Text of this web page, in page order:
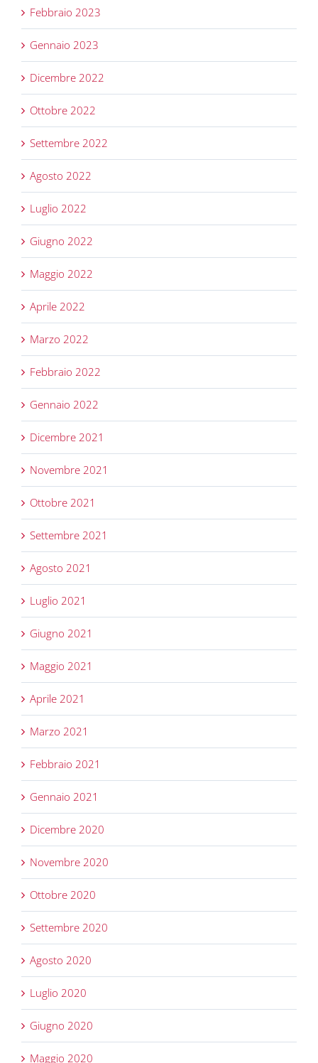
Febbraio 2023
Gennaio 2023
Dicembre 2022
Ottobre 2022
Settembre 2022
Agosto 2022
Luglio 2022
Giugno 2022
Maggio 2022
Aprile 2022
Marzo 2022
Febbraio 2022
Gennaio 2022
Dicembre 2021
Novembre 2021
Ottobre 2021
Settembre 2021
Agosto 2021
Luglio 2021
Giugno 2021
Maggio 2021
Aprile 2021
Marzo 2021
Febbraio 2021
Gennaio 2021
Dicembre 2020
Novembre 2020
Ottobre 2020
Settembre 2020
Agosto 2020
Luglio 2020
Giugno 2020
Maggio 2020